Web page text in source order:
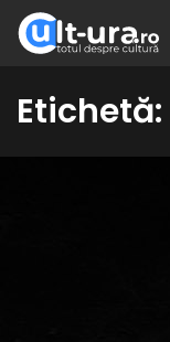
Etichetă: